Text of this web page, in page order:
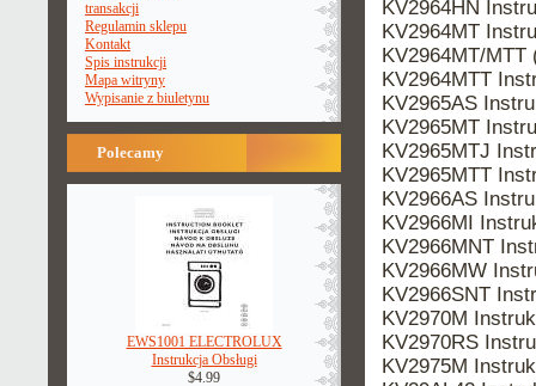
transakcji
Regulamin sklepu
Kontakt
Spis instrukcji
Mapa witryny
Wypisanie z biuletynu
Polecamy
EWS1001 ELECTROLUX
Instrukcja Obsługi
$4.99
KV2964HN
KV2964MT
KV2964MT/MTT
KV2964MTT
KV2965AS
KV2965MT
KV2965MTJ
KV2965MTT
KV2966AS
KV2966MI
KV2966MNT
KV2966MW
KV2966SNT
KV2970M
KV2970RS
KV2975M